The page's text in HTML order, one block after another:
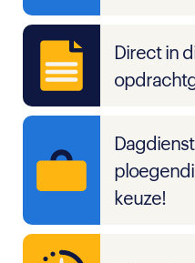
Direct in
keuze!